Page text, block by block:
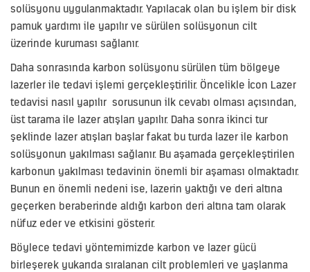
solüsyonu uygulanmaktadır. Yapılacak olan bu işlem bir disk
pamuk yardımı ile yapılır ve sürülen solüsyonun cilt
üzerinde kuruması sağlanır.
Daha sonrasında karbon solüsyonu sürülen tüm bölgeye
lazerler ile tedavi işlemi gerçekleştirilir. Öncelikle İcon Lazer
tedavisi nasıl yapılır sorusunun ilk cevabı olması açısından,
üst tarama ile lazer atışları yapılır. Daha sonra ikinci tur
şeklinde lazer atışları başlar fakat bu turda lazer ile karbon
solüsyonun yakılması sağlanır. Bu aşamada gerçekleştirilen
karbonun yakılması tedavinin önemli bir aşaması olmaktadır.
Bunun en önemli nedeni ise, lazerin yaktığı ve deri altına
geçerken beraberinde aldığı karbon deri altına tam olarak
nüfuz eder ve etkisini gösterir.
Böylece tedavi yöntemimizde karbon ve lazer gücü
birleşerek yukarıda sıralanan cilt problemleri ve yaşlanma